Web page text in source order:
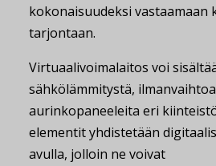
kokonaisuudeksi vastaamaan
tarjontaan.
Virtuaalivoimalaitos voi
sähkölämmitystä,
aurinkopaneeleita eri
elementit yhdistetään
avulla, jolloin ne voivat